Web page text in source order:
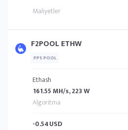
F2POOL ETHW
PPS POOL
Ethash
161.55 MH/s, 223 W
-0.54USD